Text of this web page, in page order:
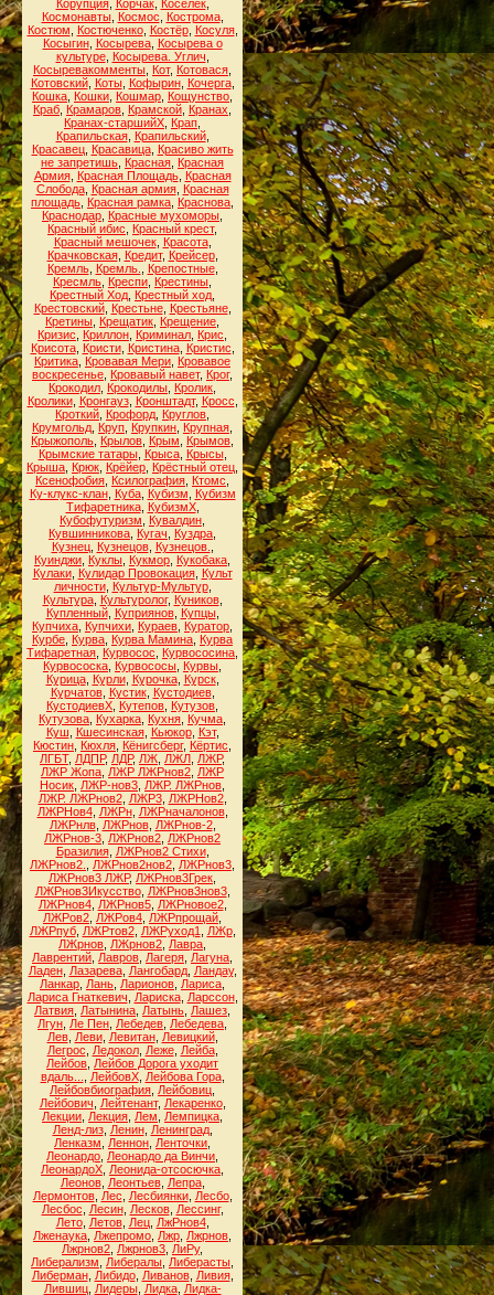
Корупция, Корчак, Коселёк,
Космонавты, Космос Кострома,
Костюм
Костюченко, Костёр, Косуля,
Косыгин, Косырева, Косырева о
культуре, Косырева. Углич
Косыревакомменты Кот, Котовася
Котовский, Коты, Кофырин, Кочерга,
Кошка Кошки Кошмар Кощунство
Краб Крамаров Крамской Кранах
Кранах-старшийХ Крап
Крапильская, Крапильский,
Красавец, Красавица, Красиво жить
не запретишь Красная Красная
Армия, Красная Площадь, Красная
Слобода, Красная армия, Красная
площадь Красная рамка Краснова
Краснодар Красные мухоморы
Красный ибис
Красный крест,
Красный мешочек, Красота,
Крачковская, Кредит, Крейсер,
Кремль, Кремль. Крепостные,
Кресмль Креспи Крестины
Крестный Ход Крестный ход
Крестовский, Крестьне, Крестьяне,
Кретины Крещатик Крещение
Кризис
Криллон Криминал Крис
Крисота, Кристи, Кристина, Кристис
Критика Кровавая Мери Кровавое
воскресенье Кровавый навет, Крог,
Крокодил Крокодилы Кролик
Кролики, Кронгауз, Кронштадт, Кросс
Кроткий Крофорд Круглов
Крумгольд Круп Крупкин Крупная
Крыжополь Крылов Крым Крымов
Крымские татары, Крыса, Крысы,
Крыша Крюк Крёйер Крёстный отец
Ксенофобия Ксилография Ктомс
Ку-клукс-клан, Куба, Кубизм
Кубизм
Тифаретника, КубизмХ,
Кубофутуризм
Кувалдин
Кувшинникова Кугач Куздра
Кузнец, Кузнецов, Кузнецов.
Куинджи Куклы Кукмор Кукобака
Кулаки, Кулидар Провокация, Культ
личности, Культур-Мультур,
Культура, Культуролог, Куников,
Купленный, Куприянов, Купцы,
Купчиха Купчихи Кураев Куратор
Курбе Курва Курва Мамина Курва
Тифаретная Курвосос Курвососина
Курвососка Курвососы Курвы
Курица, Курли, Курочка, Курск,
Курчатов, Кустик, Кустодиев,
КустодиевХ Кутепов Кутузов
Кутузова Кухарка Кухня Кучма
Куш
Кшесинская, Кьюкор, Кэт,
Кюстин Кюхля Кёнигсберг, Кёртис
ЛГБТ, ЛДПР, ЛДР, ЛЖ ЛЖЛ ЛЖР,
ЛЖР Жопа ЛЖР ЛЖРнов2 ЛЖР
Носик ЛЖР-нов3 ЛЖР. ЛЖРнов
ЛЖР. ЛЖРнов2, ЛЖР3, ЛЖРНов2,
ЛЖРНов4, ЛЖРн, ЛЖРначалонов,
ЛЖРнлв, ЛЖРнов, ЛЖРнов-2,
ЛЖРнов-3 ЛЖРнов2 ЛЖРнов2
Бразилия, ЛЖРнов2 Стихи,
ЛЖРнов2.
ЛЖРнов2нов2 ЛЖРнов3
ЛЖРнов3 ЛЖР, ЛЖРнов3Грек
ЛЖРнов3Икусство, ЛЖРнов3нов3,
ЛЖРнов4, ЛЖРнов5, ЛЖРновое2,
ЛЖРов2 ЛЖРов4 ЛЖРпрощай
ЛЖРпуб, ЛЖРтов2, ЛЖРуход1 ЛЖр,
ЛЖрнов ЛЖрнов2 Лавра
Лаврентий Лавров Лагеря Лагуна
Ладен, Лазарева, Лангобард, Ландау,
Ланкар Лань Ларионов Лариса
Лариса Гнаткевич
Лариска, Ларссон,
Латвия Латынина Латынь Лашез
Лгун Ле Пен Лебедев Лебедева
Лев, Леви, Левитан, Левицкий,
Легрос
Ледокол, Леже, Лейба,
Лейбов Лейбов Дорога уходит
вдаль...
ЛейбовХ, Лейбова Гора,
Лейбовбиография Лейбовиц
Лейбович
Лейтенант, Лекаренко,
Лекции Лекция Лем Лемпицка
Ленд-лиз, Ленин, Ленинград,
Ленказм
Леннон Ленточки
Леонардо Леонардо да Винчи
ЛеонардоХ Леонида-отсосючка
Леонов, Леонтьев, Лепра,
Лермонтов, Лес Лесбиянки, Лесбо,
Лесбос
Лесин, Лесков, Лессинг,
Лето, Летов, Лец, ЛжРнов4,
Лженаука Лжепромо Лжр Лжрнов
Лжрнов2 Лжрнов3 ЛиРу,
Либерализм
Либералы Либерасты
Либерман, Либидо, Ливанов, Ливия,
Лившиц, Лидеры, Лидка, Лидка-